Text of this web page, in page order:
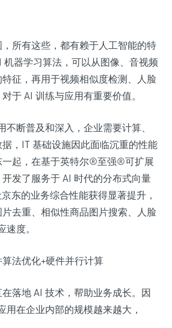
所有这些，都有赖于人工智能的特
机器学习算法，可以从图像、音视频
征，再用于视频相似度检测、人脸
于 AI 训练与应用有重要价值。
不断普及和深入，企业需要计算、
，IT 基础设施因此面临沉重的性能
一起，在基于英特尔®至强®可扩展
发了服务于 AI 时代的分布式向量
东的业务综合性能获得显著提升，
去重、相似性商品图片搜索、人脸
度。
法优化+硬件并行计算
落地 AI 技术，帮助业务成长。因
用在企业内部的规模越来越大，